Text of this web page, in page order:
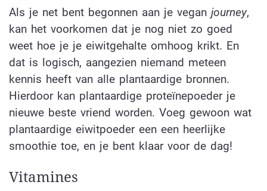
Als je net bent begonnen aan je vegan journey,
kan het voorkomen dat je nog niet zo goed
weet hoe je je eiwitgehalte omhoog krikt. En
dat is logisch, aangezien niemand meteen
kennis heeft van alle plantaardige bronnen.
Hierdoor kan plantaardige proteïnepoeder je
nieuwe beste vriend worden. Voeg gewoon wat
plantaardige eiwitpoeder een een heerlijke
smoothie toe, en je bent klaar voor de dag!
Vitamines